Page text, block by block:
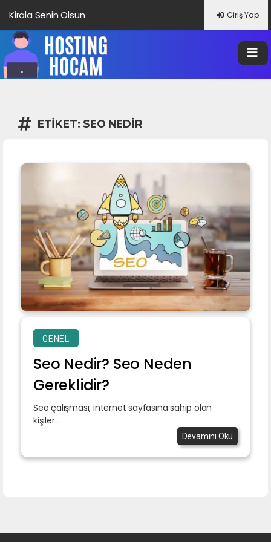
Kirala Senin Olsun Giriş Yap
ETIKET: SEO NEDIR
GENEL
Seo Nedir? Seo Neden
Gereklidir?
Seo çalışması, internet sayfasına sahip olan
kişiler...
Devamını Oku